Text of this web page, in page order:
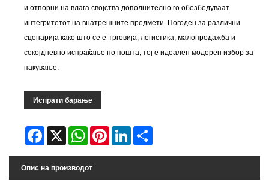
и отпорни на влага својства дополнително го обезбедуваат
интегритетот на внатрешните предмети. Погоден за различни
сценарија како што се е-трговија, логистика, малопродажба и
секојдневно испраќање по пошта, тој е идеален модерен избор за
пакување.
Испрати барање
Facebook
X WhatsAppPinterestLinkedIn
Опис на производот